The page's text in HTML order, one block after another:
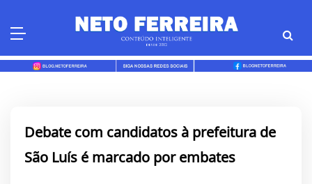
Debate com candidatos à prefeitura de
São Luís é marcado por embates